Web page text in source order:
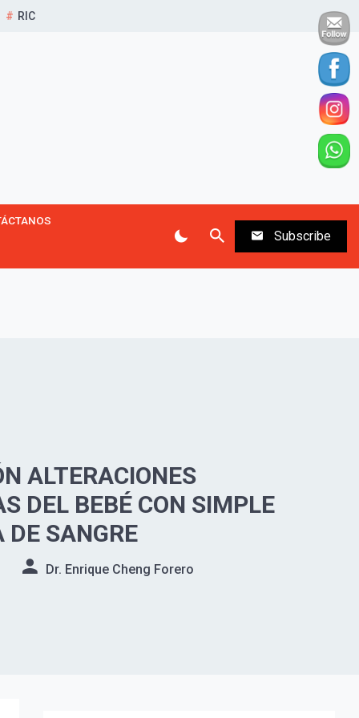
RIC
Subscribe
ALTERACIONES
DEL BEBÉ CON SIMPLE
DE SANGRE
Dr. Enrique Cheng Forero